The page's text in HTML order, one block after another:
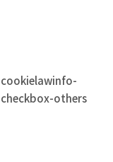
cookielawinfo-
checkbox-others